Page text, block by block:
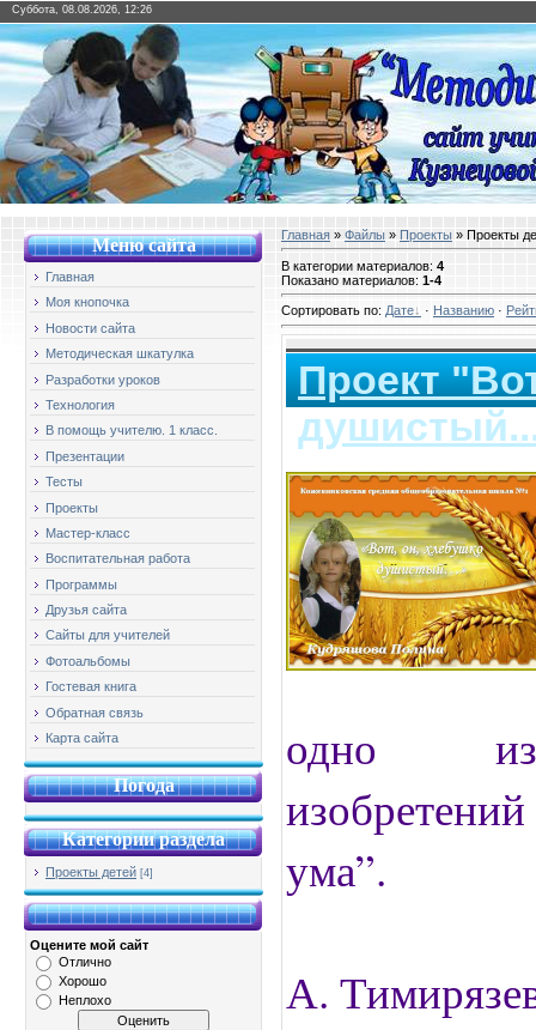
Суббота, 08.08.2026, 12:26
Меню сайта
Главная
Моя кнопочка
Новости сайта
Методическая шкатулка
Разработки уроков
Технология
В помощь учителю. 1 класс.
Презентации
Тесты
Проекты
Мастер-класс
Воспитательная работа
Программы
Друзья сайта
Сайты для учителей
Фотоальбомы
Гостевая книга
Обратная связь
Карта сайта
Погода
Категории раздела
Проекты детей [4]
Оцените мой сайт
Отлично
Хорошо
Неплохо
Главная » Файлы » Проекты » Проекты
В категории материалов: 4
Показано материалов: 1-4
Сортировать по: Дате · Названию ·
Проект
одно из
ума”.
А.